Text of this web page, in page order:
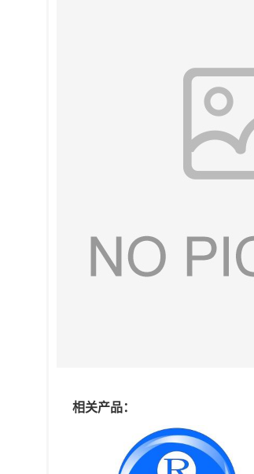
相关产品：